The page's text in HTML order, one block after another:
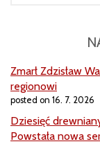
Zmarł Zdzisław
regionowi
posted on 16. 7. 2026
Dziesięć
Powstała nowa